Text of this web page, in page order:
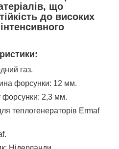
що
до високих
газ.
форсунки: 12 мм.
форсунки: 2,3 мм.
теплогенераторів Ermaf